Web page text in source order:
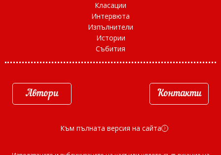
Класации
Интервюта
Изпълнители
Истории
Събития
Автори Контакти
Към пълната версия на сайта d